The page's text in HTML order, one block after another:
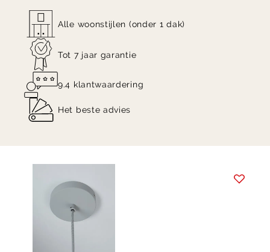
Alle woonstijlen (onder 1 dak)
Tot 7 jaar garantie
9.4 klantwaardering
Het beste advies